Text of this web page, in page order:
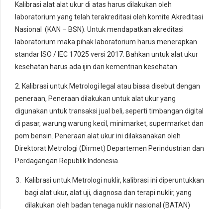
Kalibrasi alat alat ukur di atas harus dilakukan oleh
laboratorium yang telah terakreditasi oleh komite Akreditasi
Nasional (KAN – BSN). Untuk mendapatkan akreditasi
laboratorium maka pihak laboratorium harus menerapkan
standar ISO / IEC 17025 versi 2017. Bahkan untuk alat ukur
kesehatan harus ada ijin dari kementrian kesehatan.
2. Kalibrasi untuk Metrologi legal atau biasa disebut dengan
peneraan, Peneraan dilakukan untuk alat ukur yang
digunakan untuk transaksi jual beli, seperti timbangan digital
di pasar, warung warung kecil, minimarket, supermarket dan
pom bensin. Peneraan alat ukur ini dilaksanakan oleh
Direktorat Metrologi (Dirmet) Departemen Perindustrian dan
Perdagangan Republik Indonesia.
Kalibrasi untuk Metrologi nuklir, kalibrasi ini diperuntukkan
bagi alat ukur, alat uji, diagnosa dan terapi nuklir, yang
dilakukan oleh badan tenaga nuklir nasional (BATAN)